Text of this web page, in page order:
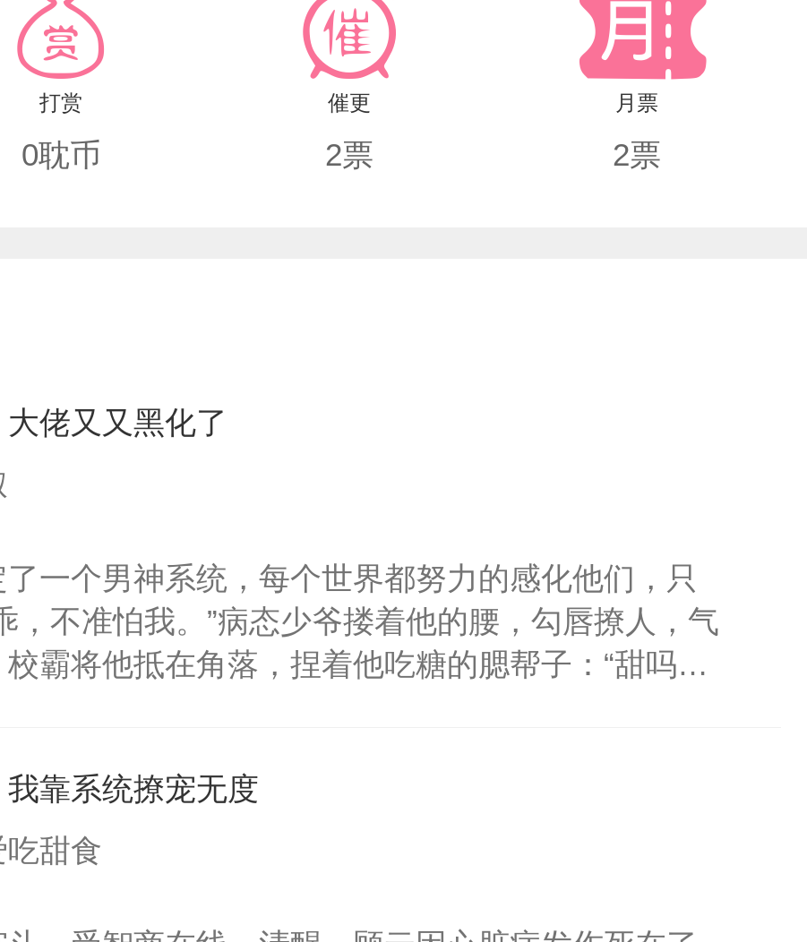
的噩梦终成过往，而他们终于在晨光中，拥有了孩子、朋友，和触手可及的平凡
打赏
0耽币
催更
2票
月票
2票
大佬又又黑化了
一个男神系统，每个世界都努力的感化他们，只
不准怕我。”病态少爷搂着他的腰，勾唇撩人，气
霸将他抵在角落，捏着他吃糖的腮帮子：“甜吗？
你立地成佛1v1，撒糖专业户，不甜你顺着网线过
靠系统撩宠无度
甜食